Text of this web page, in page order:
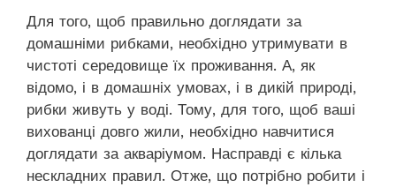
Для того, щоб правильно доглядати за
домашніми рибками, необхідно утримувати в
чистоті середовище їх проживання. А, як
відомо, і в домашніх умовах, і в дикій природі,
рибки живуть у воді. Тому, для того, щоб ваші
вихованці довго жили, необхідно навчитися
доглядати за акваріумом. Насправді є кілька
нескладних правил. Отже, що потрібно робити і